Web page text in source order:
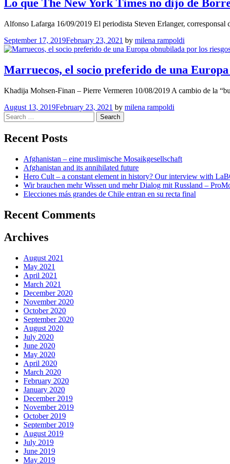
Lo que The New York Times no dijo de
Alfonso Lafarga 16/09/2019 El periodista Steven Erlanger, corresponsal
September 17, 2019February 23, 2021 by milena rampoldi
Marruecos, el socio preferido de una
Khadija Mohsen-Finan – Pierre Vermeren 10/08/2019 A cambio de la
August 13, 2019February 23, 2021 by milena rampoldi
Search
for:
Recent Posts
Afghanistan – eine muslimische Mosaikgesellschaft
Afghanistan and its annihilated future
Hero Cult – a constant element in history? Our interview with
Wir brauchen mehr Wissen und mehr Dialog mit Russland –
Elecciones más grandes de Chile entran en su recta final
Recent Comments
Archives
August 2021
May 2021
April 2021
March 2021
December 2020
November 2020
October 2020
September 2020
August 2020
July 2020
June 2020
May 2020
April 2020
March 2020
February 2020
January 2020
December 2019
November 2019
October 2019
September 2019
August 2019
July 2019
June 2019
May 2019